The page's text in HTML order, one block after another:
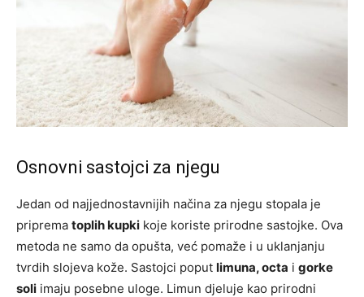
Osnovni sastojci za njegu
Jedan od najjednostavnijih načina za njegu stopala je
priprema toplih kupki koje koriste prirodne sastojke. Ova
metoda ne samo da opušta, već pomaže i u uklanjanju
tvrdih slojeva kože. Sastojci poput limuna, octa i gorke
soli imaju posebne uloge. Limun djeluje kao prirodni